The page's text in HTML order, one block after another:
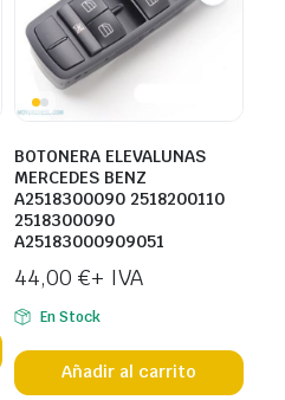
BOTONERA ELEVALUNAS
MERCEDES BENZ
A2518300090 2518200110
2518300090
A25183000909051
44,00 €+ IVA
En Stock
Añadir al carrito